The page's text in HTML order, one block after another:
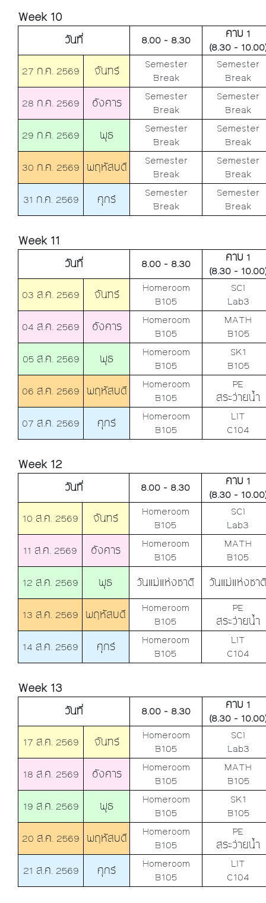
Week 10
วันที่ 8.00 - 8.30
คาบ 1
(8.30 -
27 ก.ค. 2569
จันทร์
Semester
Break
Semester
Break
28 ก.ค. 2569
อังคาร
Semester
Break
Semester
Break
29 ก.ค. 2569
พุธ
Semester
Break
Semester
Break
30 ก.ค. 2569 พฤหัสบดี
Semester
Break
Semester
Break
31 ก.ค. 2569
ศุกร์
Semester
Break
Semester
Break
Week 11
วันที่ 8.00 - 8.30
คาบ 1
(8.30 -
03 ส.ค. 2569
จันทร์
Homeroom
B105
SCI
Lab3
04 ส.ค. 2569
อังคาร
Homeroom
B105
MATH
B105
05 ส.ค. 2569
พุธ
Homeroom
B105
SK1
B105
06 ส.ค. 2569 พฤหัสบดี
Homeroom
B105
PE
สระว่ายน้ำ
07 ส.ค. 2569
ศุกร์
Homeroom
B105
LIT
C104
Week 12
วันที่ 8.00 - 8.30
คาบ 1
(8.30 -
10 ส.ค. 2569
จันทร์
Homeroom
B105
SCI
Lab3
11 ส.ค. 2569
อังคาร
Homeroom
B105
MATH
B105
12 ส.ค. 2569
พุธ วันแม่แห่งชาติ วันแม่แห่งชาติ
13 ส.ค. 2569 พฤหัสบดี
Homeroom
B105
PE
สระว่ายน้ำ
14 ส.ค. 2569
ศุกร์
Homeroom
B105
LIT
C104
Week 13
วันที่ 8.00 - 8.30
คาบ 1
(8.30 -
17 ส.ค. 2569
จันทร์
Homeroom
B105
SCI
Lab3
18 ส.ค. 2569
อังคาร
Homeroom
B105
MATH
B105
19 ส.ค. 2569
พุธ
Homeroom
B105
SK1
B105
20 ส.ค. 2569 พฤหัสบดี
Homeroom
B105
PE
สระว่ายน้ำ
21 ส.ค. 2569
ศุกร์
Homeroom
B105
LIT
C104